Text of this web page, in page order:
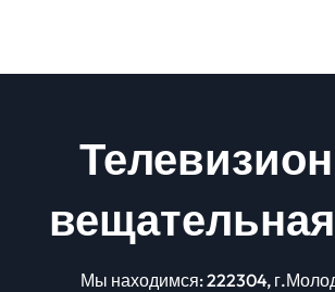
Мы находимся: 222304,